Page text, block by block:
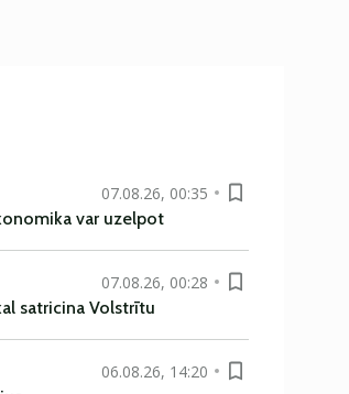
07.08.26, 00:35
var uzelpot
07.08.26, 00:28
satricina Volstrītu
06.08.26, 14:20